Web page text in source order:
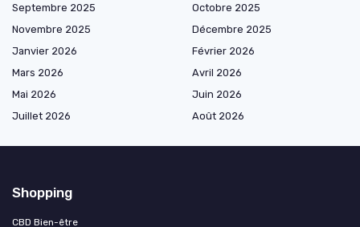
Septembre 2025
Octobre 2025
Novembre 2025
Décembre 2025
Janvier 2026
Février 2026
Mars 2026
Avril 2026
Mai 2026
Juin 2026
Juillet 2026
Août 2026
Shopping
CBD Bien-être